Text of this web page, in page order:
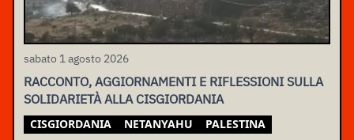
sabato 1 agosto 2026
RACCONTO, AGGIORNAMENTI E RIFLESSIONI SULLA
SOLIDARIETÀ ALLA CISGIORDANIA
CISGIORDANIA NETANYAHU PALESTINA